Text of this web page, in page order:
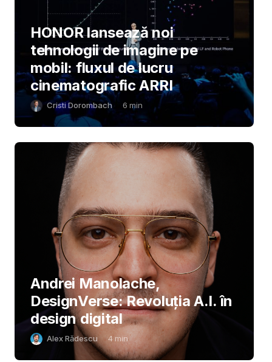
HONOR lansează noi
tehnologii de imagine pe
mobil: fluxul de lucru
cinematografic ARRI
Cristi Dorombach 6 min
Andrei Manolache,
DesignVerse: Revoluția A.I. în
design digital
Alex Rădescu 4 min